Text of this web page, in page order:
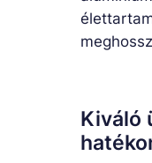
Kiváló